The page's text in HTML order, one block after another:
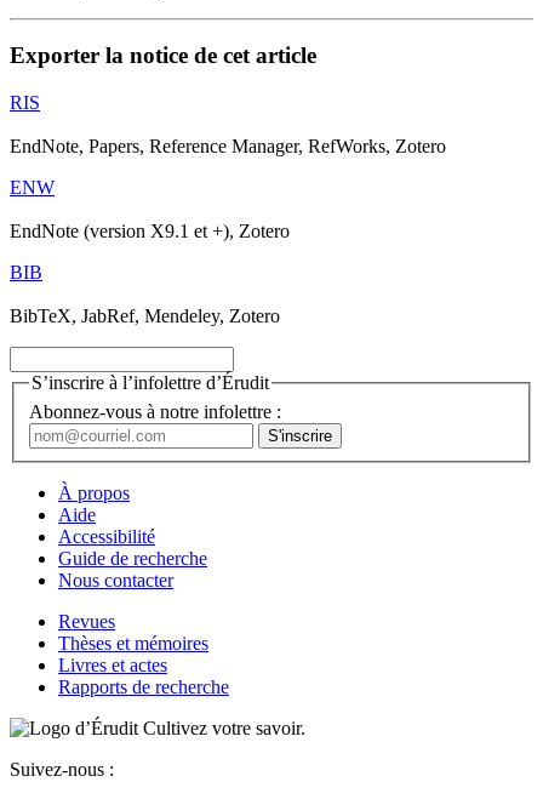
Exporter la notice de cet article
RIS
EndNote, Papers, Reference Manager, RefWorks, Zotero
ENW
EndNote (version X9.1 et +), Zotero
BIB
BibTeX, JabRef, Mendeley, Zotero
S’inscrire à l’infolettre d’Érudit
Abonnez-vous à notre infolettre :
À propos
Aide
Accessibilité
Guide de recherche
Nous contacter
Revues
Thèses et mémoires
Livres et actes
Rapports de recherche
Cultivez votre savoir.
Suivez-nous :